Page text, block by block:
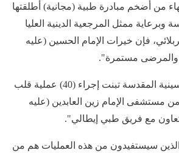
من أضخم مبادرة طبية (مجانية) أطلقتها
وبرعاية ممثل المرجعية الدينية العليا
فإن خيرات الإمام الحسين (عليه
والمرضى مستمرة".
وأوضح أن "العتبة الحسينية المقدسة تبنت إجراء (40) عملية قلب
مستشفى الإمام زين العابدين (عليه
مع فريق طبي إيطالي".
سيستفيدون من هذه العمليات هم من